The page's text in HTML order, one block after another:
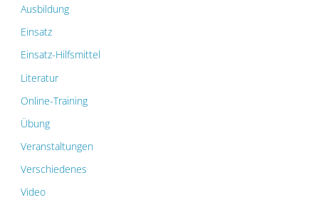
Ausbildung
Einsatz
Einsatz-Hilfsmittel
Literatur
Online-Training
Übung
Veranstaltungen
Verschiedenes
Video